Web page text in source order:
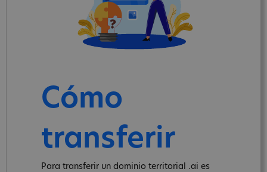
Cómo
transferir
Para transferir un dominio territorial .ai es